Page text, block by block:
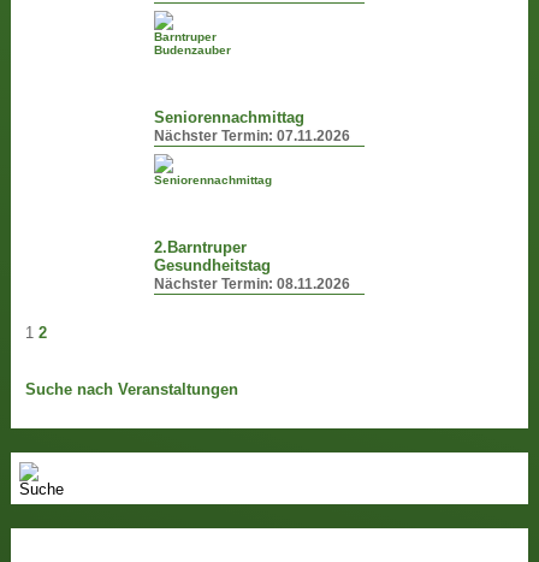
Seniorennachmittag
Nächster Termin:07.11.2026
2.Barntruper
Gesundheitstag
Nächster Termin:08.11.2026
1 2
Suche nach Veranstaltungen